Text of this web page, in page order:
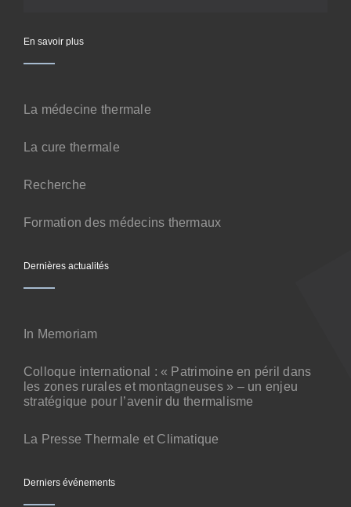
Cotiser
Faire un don
En savoir plus
La médecine thermale
La cure thermale
Recherche
Formation des médecins thermaux
Dernières actualités
In Memoriam
Colloque international : « Patrimoine en péril dans
les zones rurales et montagneuses » – un enjeu
stratégique pour l’avenir du thermalisme
La Presse Thermale et Climatique
Derniers événements